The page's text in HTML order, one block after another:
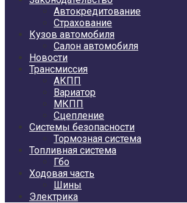
Автокредитование
Страхование
Кузов автомобиля
Салон автомобиля
Новости
Трансмиссия
АКПП
Вариатор
МКПП
Сцепление
Системы безопасности
Тормозная система
Топливная система
Гбо
Ходовая часть
Шины
Электрика